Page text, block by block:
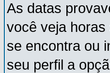
As datas
você veja
se encontra ou
seu perfil a